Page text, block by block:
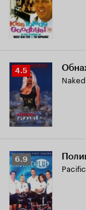
5.6
Рейтинг
Кинопоиска
4.5
4.5
Рейтинг
Кинопоиска
6.9
6.9